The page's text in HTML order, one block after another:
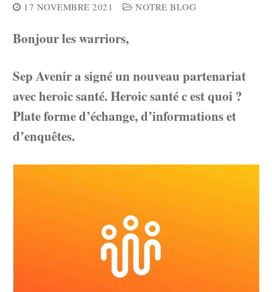
17 NOVEMBRE 2021 NOTRE BLOG
Bonjour les warriors,
Sep Avenir a signé un nouveau partenariat
avec heroic santé. Heroic santé c est quoi ?
Plate forme d’échange, d’informations et
d’enquêtes.